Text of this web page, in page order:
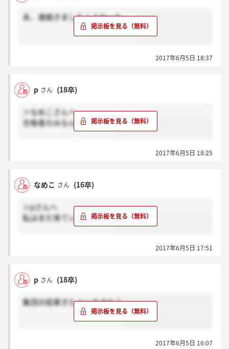
あ、連絡きました！よかった。。
2017年6月5日 18:37
p さん (18卒)
＞なめこさんへ
合格者のみなんですかね。
2017年6月5日 18:25
なめこ さん (16卒)
＞pさんへ
私はまだ来ていませんね。
2017年6月5日 17:51
p さん (18卒)
集団の結果きた人いますか？
2017年6月5日 16:07